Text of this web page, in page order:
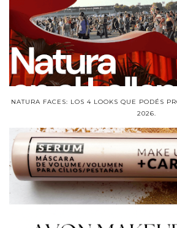
NATURA FACES: LOS 4 LOOKS QUE PODÉS
2026.